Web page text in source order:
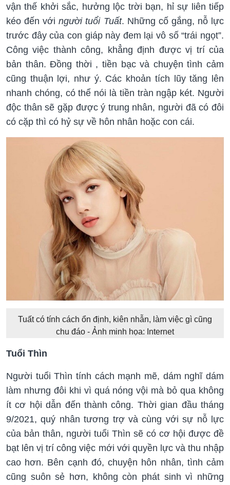
vận thế khởi sắc, hưởng lộc trời bạn, hỉ sự liên tiếp
kéo đến vớingười tuổi Tuất. Những cố gắng, nỗ lực
trước đây của con giáp này đem lại vô số “trái ngọt”.
Công việc thành công, khẳng định được vị trí của
bản thân. Đồng thời , tiền bạc và chuyện tình cảm
cũng thuận lợi, như ý. Các khoản tích lũy tăng lên
nhanh chóng, có thể nói là tiền tràn ngập két. Người
độc thân sẽ gặp được ý trung nhân, người đã có đôi
có cặp thì có hỷ sự về hôn nhân hoặc con cái.
Tuất có tính cách ổn định, kiên nhẫn, làm việc gì cũng
chu đáo - Ảnh minh họa: Internet
Tuổi Thìn
Người tuổi Thìn tính cách mạnh mẽ, dám nghĩ dám
làm nhưng đôi khi vì quá nóng vội mà bỏ qua không
ít cơ hội dẫn đến thành công. Thời gian đầu tháng
9/2021, quý nhân tương trợ và cùng với sự nỗ lực
của bản thân, người tuổi Thìn sẽ có cơ hội được đề
bạt lên vị trí công việc mới với quyền lực và thu nhập
cao hơn. Bên cạnh đó, chuyện hôn nhân, tình cảm
cũng suôn sẻ hơn, không còn phát sinh vì những